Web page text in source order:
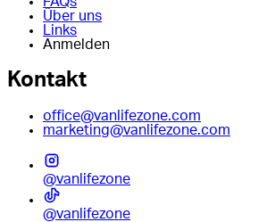
Über uns
Links
Anmelden
Kontakt
office@vanlifezone.com
marketing@vanlifezone.com
@vanlifezone
@vanlifezone